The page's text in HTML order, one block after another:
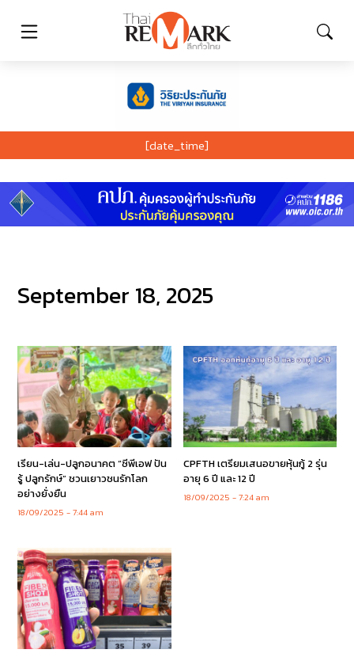
[date_time]
September 18, 2025
เรียน-เล่น-ปลูกอนาคต “ซีพีเอฟ ปัน
รู้ ปลูกรักษ์” ชวนเยาวชนรักโลก
อย่างยั่งยืน
18/09/2025 7:44 am
CPFTH เตรียมเสนอขายหุ้นกู้ 2 รุ่น
อายุ 6 ปี และ 12 ปี
18/09/2025 7:24 am